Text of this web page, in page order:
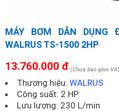
MÁY BƠM DÂN DỤNG
WALRUS TS-1500 2HP
13.760.000 đ (Chưa bao gồm
Thương hiệu: WALRUS
Công suất: 2 HP
Lưu lượng: 230 L/min